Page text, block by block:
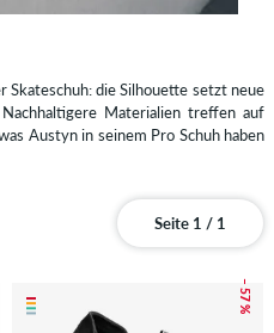
die Silhouette setzt neue
Materialien treffen auf
Austyn in seinem Pro Schuh haben
Seite 1 / 1
– 57 %